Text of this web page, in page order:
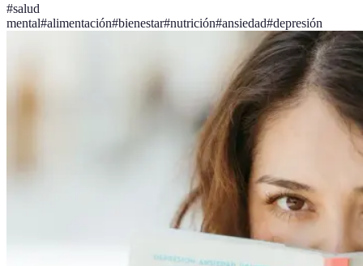
#salud
mental#alimentación#bienestar#nutrición#ansiedad#depresión